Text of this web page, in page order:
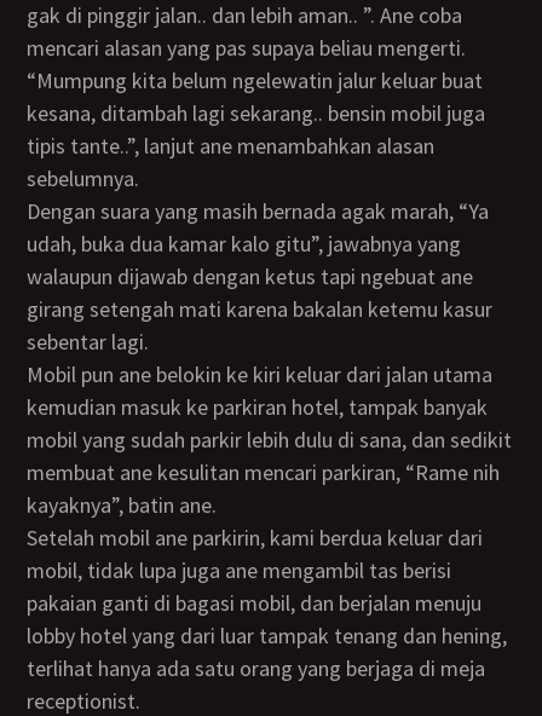
gak di pinggir jalan.. dan lebih aman.. ”. Ane coba
mencari alasan yang pas supaya beliau mengerti.
“Mumpung kita belum ngelewatin jalur keluar buat
kesana, ditambah lagi sekarang.. bensin mobil juga
tipis tante..”, lanjut ane menambahkan alasan
sebelumnya.
Dengan suara yang masih bernada agak marah, “Ya
udah, buka dua kamar kalo gitu”, jawabnya yang
walaupun dijawab dengan ketus tapi ngebuat ane
girang setengah mati karena bakalan ketemu kasur
sebentar lagi.
Mobil pun ane belokin ke kiri keluar dari jalan utama
kemudian masuk ke parkiran hotel, tampak banyak
mobil yang sudah parkir lebih dulu di sana, dan sedikit
membuat ane kesulitan mencari parkiran, “Rame nih
kayaknya”, batin ane.
Setelah mobil ane parkirin, kami berdua keluar dari
mobil, tidak lupa juga ane mengambil tas berisi
pakaian ganti di bagasi mobil, dan berjalan menuju
lobby hotel yang dari luar tampak tenang dan hening,
terlihat hanya ada satu orang yang berjaga di meja
receptionist.